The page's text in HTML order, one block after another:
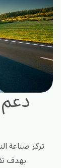
تركز صناعة